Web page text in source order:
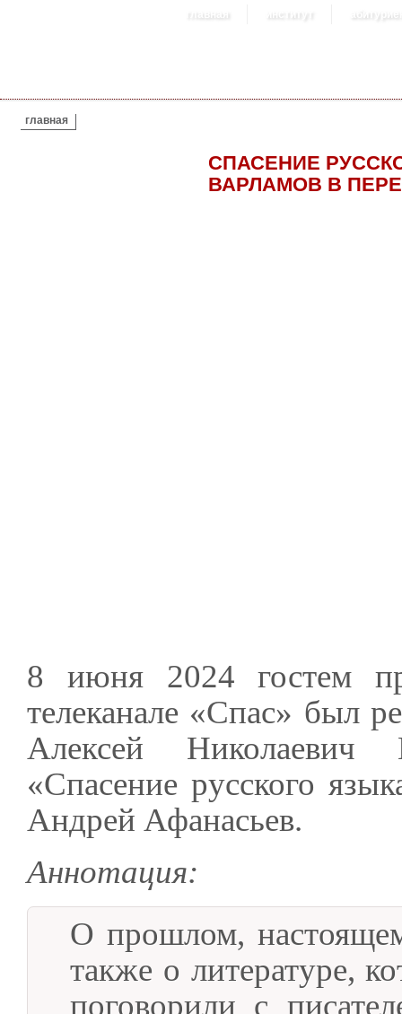
главная институт
ВЫ ЗДЕСЬ
главная
СПАСЕНИЕ
ВАРЛАМОВ В
8 июня 2024 гостем
телеканале «Спас» был
Алексей Николаевич
«Спасение русского
Андрей Афанасьев.
Аннотация:
О прошлом,
также о литературе,
поговорили с